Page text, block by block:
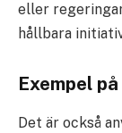
eller
hållbara
Exempel
Det är också